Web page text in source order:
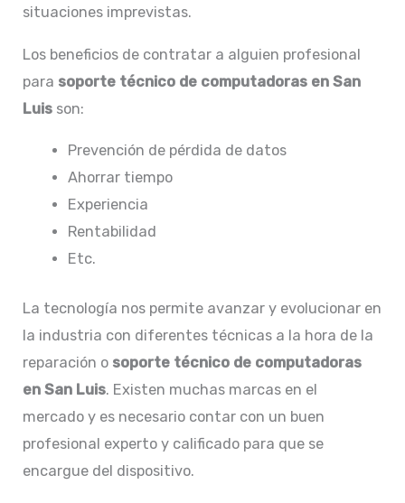
situaciones imprevistas.
Los beneficios de contratar a alguien profesional
para soporte técnico de computadoras en San
Luis son:
Prevención de pérdida de datos
Ahorrar tiempo
Experiencia
Rentabilidad
Etc.
La tecnología nos permite avanzar y evolucionar en
la industria con diferentes técnicas a la hora de la
reparación o soporte técnico de computadoras
en San Luis. Existen muchas marcas en el
mercado y es necesario contar con un buen
profesional experto y calificado para que se
encargue del dispositivo.